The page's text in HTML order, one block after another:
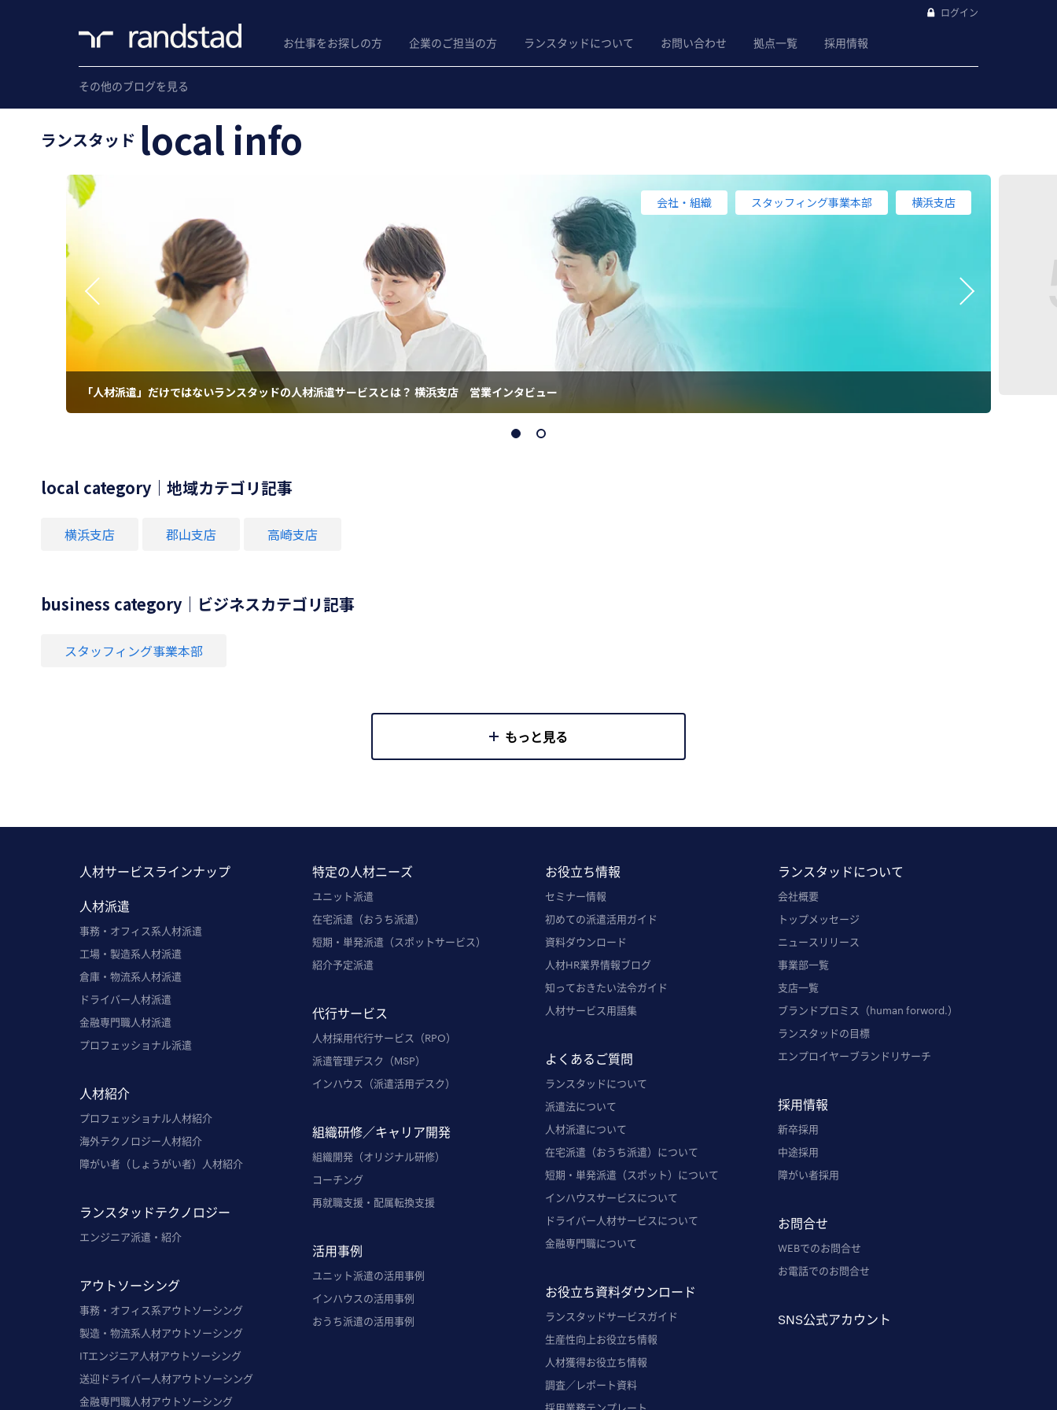
お仕事をお探しの方 企業のご担当の方 ランスタッドについて お問い合わせ 拠点一覧 採用情報
ログイン
その他のブログを見る
ランスタッド local info
「人材派遣」だけではないランスタッドの人材派遣サービスとは？ 横浜支店 営業インタビュー
会社・組織 スタッフィング事業本部 横浜支店
local category｜地域カテゴリ記事
横浜支店 郡山支店 高崎支店
business category｜ビジネスカテゴリ記事
スタッフィング事業本部
もっと見る
人材サービスラインナップ
人材派遣
事務・オフィス系人材派遣
工場・製造系人材派遣
倉庫・物流系人材派遣
ドライバー人材派遣
金融専門職人材派遣
プロフェッショナル派遣
人材紹介
プロフェッショナル人材紹介
海外テクノロジー人材紹介
障がい者（しょうがい者）人材紹介
ランスタッドテクノロジー
エンジニア派遣・紹介
アウトソーシング
事務・オフィス系アウトソーシング
製造・物流系人材アウトソーシング
ITエンジニア人材アウトソーシング
送迎ドライバー人材アウトソーシング
金融専門職人材アウトソーシング
特定の人材ニーズ
ユニット派遣
在宅派遣（おうち派遣）
短期・単発派遣（スポットサービス）
紹介予定派遣
代行サービス
人材採用代行サービス（RPO）
派遣管理デスク（MSP）
インハウス（派遣活用デスク）
組織研修／キャリア開発
組織開発（オリジナル研修）
コーチング
再就職支援・配属転換支援
活用事例
ユニット派遣の活用事例
インハウスの活用事例
おうち派遣の活用事例
お役立ち情報
セミナー情報
初めての派遣活用ガイド
資料ダウンロード
人材HR業界情報ブログ
知っておきたい法令ガイド
人材サービス用語集
よくあるご質問
ランスタッドについて
派遣法について
人材派遣について
在宅派遣（おうち派遣）について
短期・単発派遣（スポット）について
インハウスサービスについて
ドライバー人材サービスについて
金融専門職について
お役立ち資料ダウンロード
ランスタッドサービスガイド
生産性向上お役立ち情報
人材獲得お役立ち情報
調査／レポート資料
ランスタッドについて
会社概要
トップメッセージ
ニュースリリース
事業部一覧
支店一覧
ブランドプロミス（human forword.）
ランスタッドの目標
エンプロイヤーブランドリサーチ
採用情報
新卒採用
中途採用
障がい者採用
お問合せ
WEBでのお問合せ
お電話でのお問合せ
SNS公式アカウント